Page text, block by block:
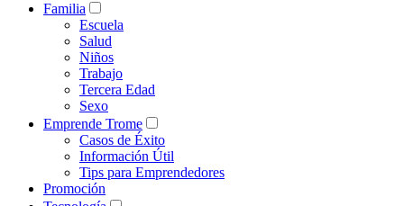
Familia
Escuela
Salud
Niños
Trabajo
Tercera Edad
Sexo
Emprende Trome
Casos de Éxito
Información Útil
Tips para Emprendedores
Promoción